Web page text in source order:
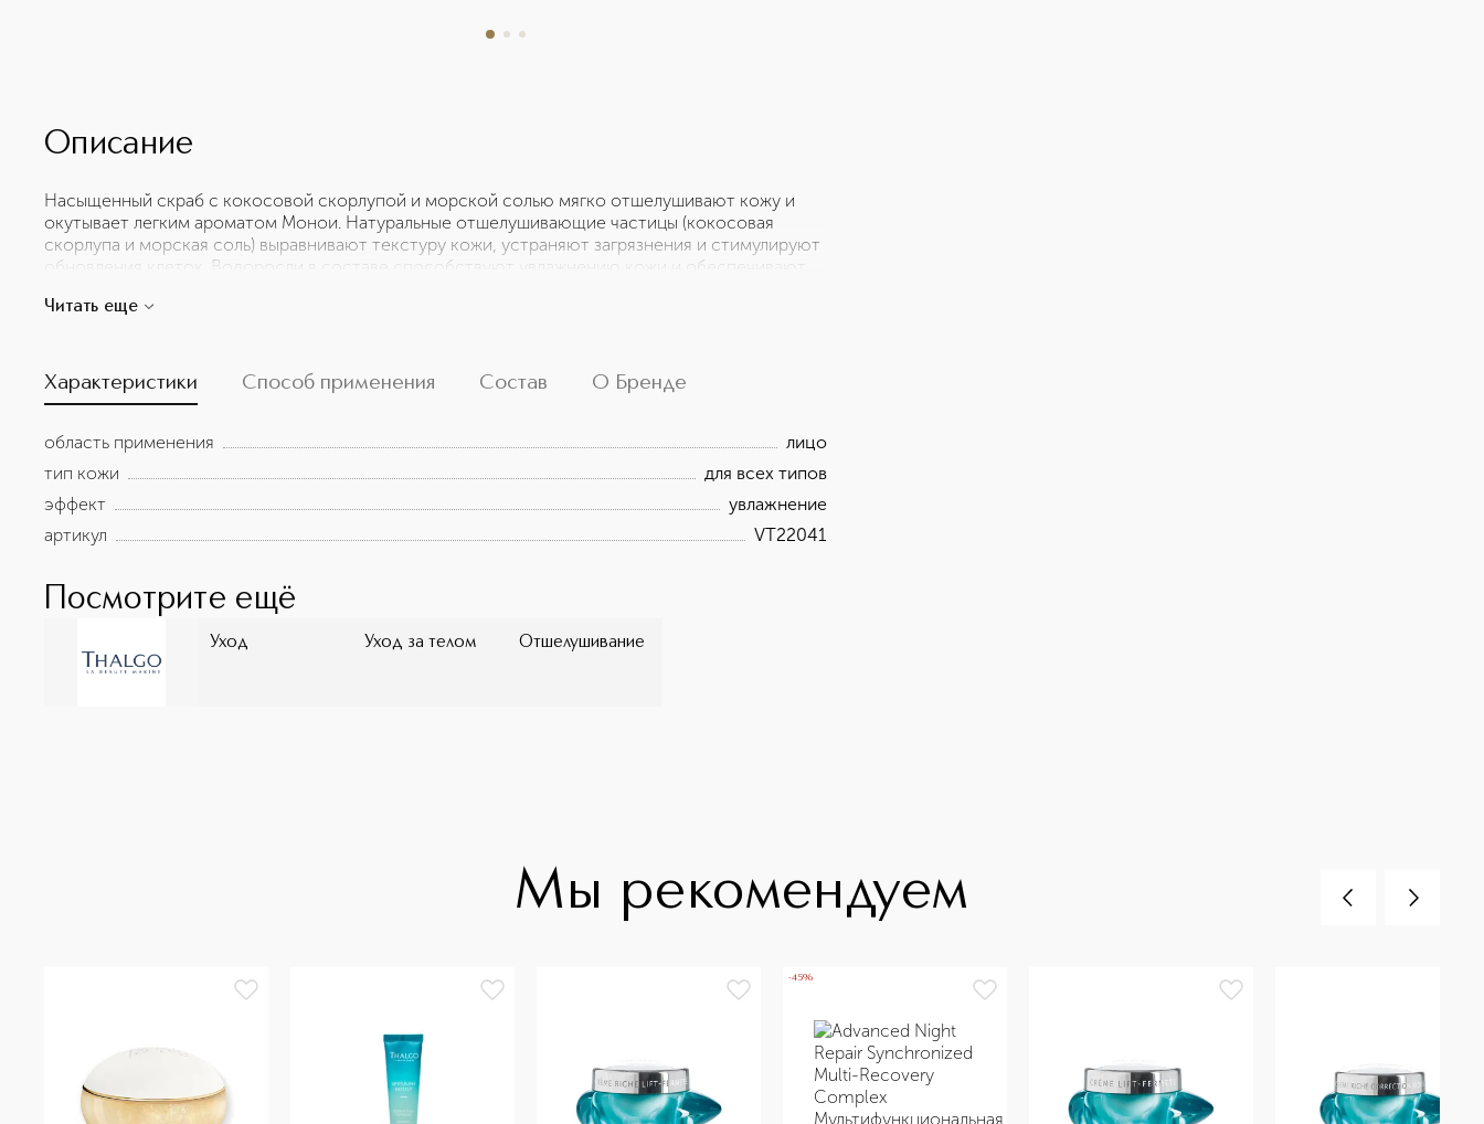
Описание
Насыщенный скраб с кокосовой скорлупой и морской солью мягко отшелушивают кожу и
окутывает легким ароматом Монои. Натуральные отшелушивающие частицы (кокосовая
скорлупа и морская соль) выравнивают текстуру кожи, устраняют загрязнения и стимулируют
обновления клеток. Водоросли в составе способствуют увлажнению кожи и обеспечивают
масло Монои, придающее коже шелковистость. Эта отшелушивающая паста с нежной
Читать еще
Характеристики Способ применения Состав О Бренде
область применения
лицо
тип кожи
для всех типов
эффект
увлажнение
артикул
VT22041
Посмотрите ещё
Уход Уход за телом Отшелушивание
Мы рекомендуем
-45%